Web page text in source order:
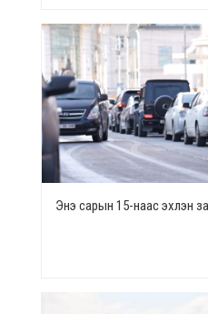
Энэ сарын 15-наас эхлэн